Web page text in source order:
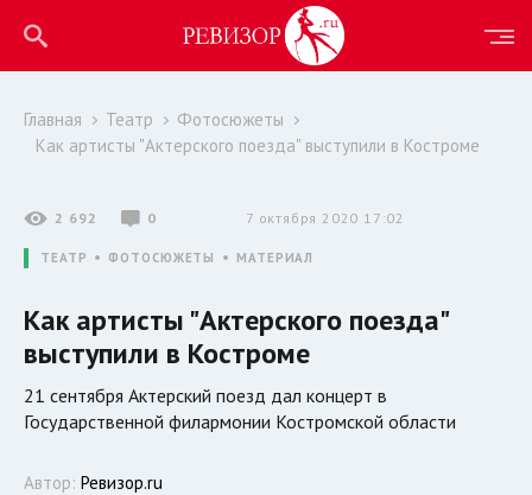
Главная Театр
Фотосюжеты
Как артисты "Актерского поезда" выступили в Костроме
2 692 0 7 октября 2020 17:02
ТЕАТР ФОТОСЮЖЕТЫ МАТЕРИАЛ
Как артисты "Актерского поезда"
выступили в Костроме
21 сентября Актерский поезд дал концерт в
Государственной филармонии Костромской области
Автор: Ревизор.ru